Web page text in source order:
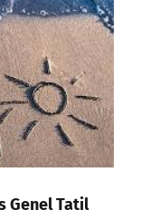
Genel Tatil